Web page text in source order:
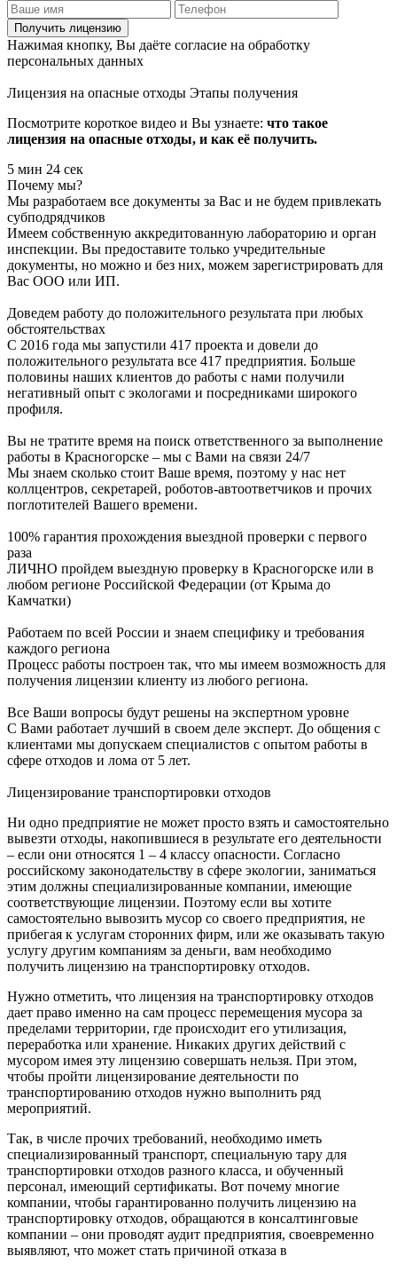
Получить лицензию
Нажимая кнопку, Вы даёте согласие на обработку
персональных данных
Лицензия на опасные отходы Этапы получения
Посмотрите короткое видео и Вы узнаете: что такое
лицензия на опасные отходы, и как её получить.
5 мин 24 сек
Почему мы?
Мы разработаем все документы за Вас и не будем привлекать
субподрядчиков
Имеем собственную аккредитованную лабораторию и орган
инспекции. Вы предоставите только учредительные
документы, но можно и без них, можем зарегистрировать для
Вас ООО или ИП.
Доведем работу до положительного результата при любых
обстоятельствах
С 2016 года мы запустили 417 проекта и довели до
положительного результата все 417 предприятия. Больше
половины наших клиентов до работы с нами получили
негативный опыт с экологами и посредниками широкого
профиля.
Вы не тратите время на поиск ответственного за выполнение
работы в Красногорске – мы с Вами на связи 24/7
Мы знаем сколько стоит Ваше время, поэтому у нас нет
коллцентров, секретарей, роботов-автоответчиков и прочих
поглотителей Вашего времени.
100% гарантия прохождения выездной проверки с первого
раза
ЛИЧНО пройдем выездную проверку в Красногорске или в
любом регионе Российской Федерации (от Крыма до
Камчатки)
Работаем по всей России и знаем специфику и требования
каждого региона
Процесс работы построен так, что мы имеем возможность для
получения лицензии клиенту из любого региона.
Все Ваши вопросы будут решены на экспертном уровне
С Вами работает лучший в своем деле эксперт. До общения с
клиентами мы допускаем специалистов с опытом работы в
сфере отходов и лома от 5 лет.
Лицензирование транспортировки отходов
Ни одно предприятие не может просто взять и самостоятельно
вывезти отходы, накопившиеся в результате его деятельности
– если они относятся 1 – 4 классу опасности. Согласно
российскому законодательству в сфере экологии, заниматься
этим должны специализированные компании, имеющие
соответствующие лицензии. Поэтому если вы хотите
самостоятельно вывозить мусор со своего предприятия, не
прибегая к услугам сторонних фирм, или же оказывать такую
услугу другим компаниям за деньги, вам необходимо
получить лицензию на транспортировку отходов.
Нужно отметить, что лицензия на транспортировку отходов
дает право именно на сам процесс перемещения мусора за
пределами территории, где происходит его утилизация,
переработка или хранение. Никаких других действий с
мусором имея эту лицензию совершать нельзя. При этом,
чтобы пройти лицензирование деятельности по
транспортированию отходов нужно выполнить ряд
мероприятий.
Так, в числе прочих требований, необходимо иметь
специализированный транспорт, специальную тару для
транспортировки отходов разного класса, и обученный
персонал, имеющий сертификаты. Вот почему многие
компании, чтобы гарантированно получить лицензию на
транспортировку отходов, обращаются в консалтинговые
компании – они проводят аудит предприятия, своевременно
выявляют, что может стать причиной отказа в